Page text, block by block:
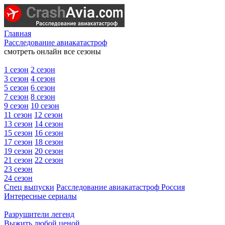
Главная
Расследование авиакатастроф
смотреть онлайн все сезоны
1 сезон 2 сезон
3 сезон 4 сезон
5 сезон 6 сезон
7 сезон 8 сезон
9 сезон 10 сезон
11 сезон 12 сезон
13 сезон 14 сезон
15 сезон 16 сезон
17 сезон 18 сезон
19 сезон 20 сезон
21 сезон 22 сезон
23 сезон
24 сезон
Спец выпуски Расследование авиакатастроф Россия
Интересные сериалы
Разрушители легенд
Выжить любой ценой